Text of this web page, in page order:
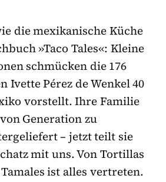
die mexikanische Küche
»Taco Tales«: Kleine
schmücken die 176
Ivette Pérez de Wenkel 40
vorstellt. Ihre Familie
Generation zu
– jetzt teilt sie
mit uns. Von Tortillas
ist alles vertreten.